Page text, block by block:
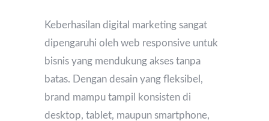
Keberhasilan digital marketing sangat
dipengaruhi oleh web responsive untuk
bisnis yang mendukung akses tanpa
batas. Dengan desain yang fleksibel,
brand mampu tampil konsisten di
desktop, tablet, maupun smartphone,